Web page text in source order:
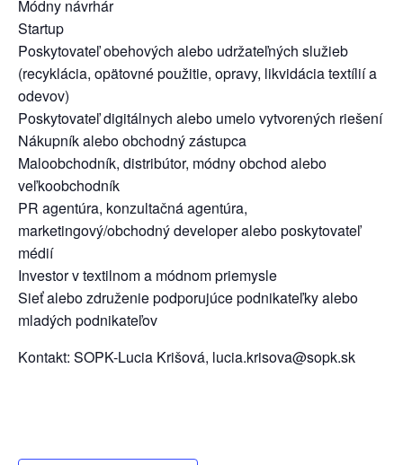
Módny návrhár
Startup
Poskytovateľ obehových alebo udržateľných služieb
(recyklácia, opätovné použitie, opravy, likvidácia textílií a
odevov)
Poskytovateľ digitálnych alebo umelo vytvorených riešení
Nákupník alebo obchodný zástupca
Maloobchodník, distribútor, módny obchod alebo
veľkoobchodník
PR agentúra, konzultačná agentúra,
marketingový/obchodný developer alebo poskytovateľ
médií
Investor v textilnom a módnom priemysle
Sieť alebo združenie podporujúce podnikateľky alebo
mladých podnikateľov
Kontakt: SOPK-Lucia Krišová, lucia.krisova@sopk.sk